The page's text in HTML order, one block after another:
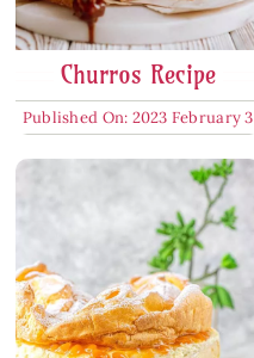
Churros Recipe
Published On: 2023 February 3